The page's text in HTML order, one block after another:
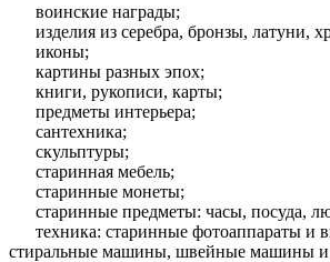
воинские награды;
изделия из серебра, бронзы, латуни,
иконы;
картины разных эпох;
книги, рукописи, карты;
предметы интерьера;
сантехника;
скульптуры;
старинная мебель;
старинные монеты;
старинные предметы: часы, посуда,
техника: старинные фотоаппараты и
стиральные машины, швейные машины и